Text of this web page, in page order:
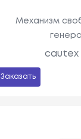
Механизм
cautex
Заказать